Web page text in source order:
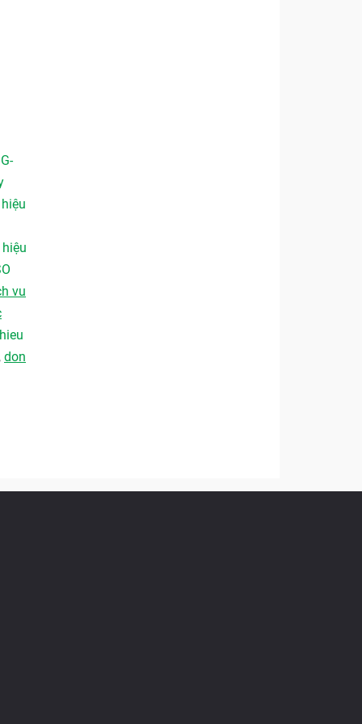
hiệu
hiệu
vu
hieu
don